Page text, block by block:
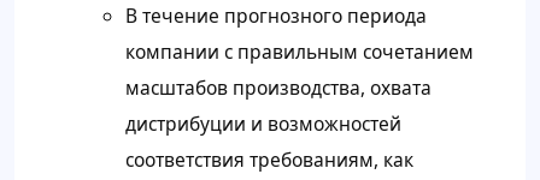
В течение прогнозного периода
компании с правильным сочетанием
масштабов производства, охвата
дистрибуции и возможностей
соответствия требованиям, как